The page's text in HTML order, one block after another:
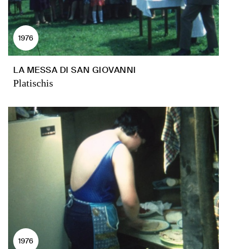
1976
LA MESSA DI SAN GIOVANNI
Platischis
1976